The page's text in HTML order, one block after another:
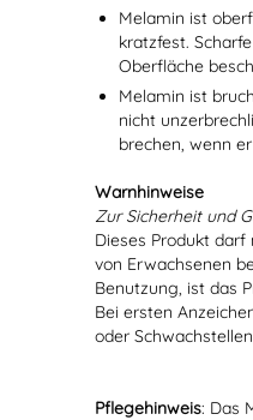
Melamin ist
kratzfest.
Oberfläche
Melamin ist
nicht
brechen, wenn
Warnhinweise
Zur Sicherheit und
Dieses Produkt
von Erwachsenen
Benutzung, ist das
Bei ersten
oder
Pflegehinweis: Das